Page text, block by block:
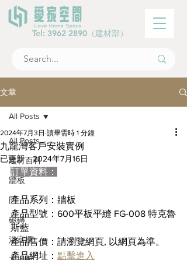
Tel: 3962 2890 （建材部）
文章
All Posts
建材百科
牆板
門
磁磚
浴室櫃
All Posts
九龍灣客戶安裝實例
2024年7月3日 讀畢需時 1 分鐘
已更新：2024年7月16日
訂單資料：
產品系列：牆板
產品型號：600平板平縫 FG-008 特克魯
斯藍
產品售價：請瀏覽網頁, 以網頁為準。
產品網址： 點擊進入